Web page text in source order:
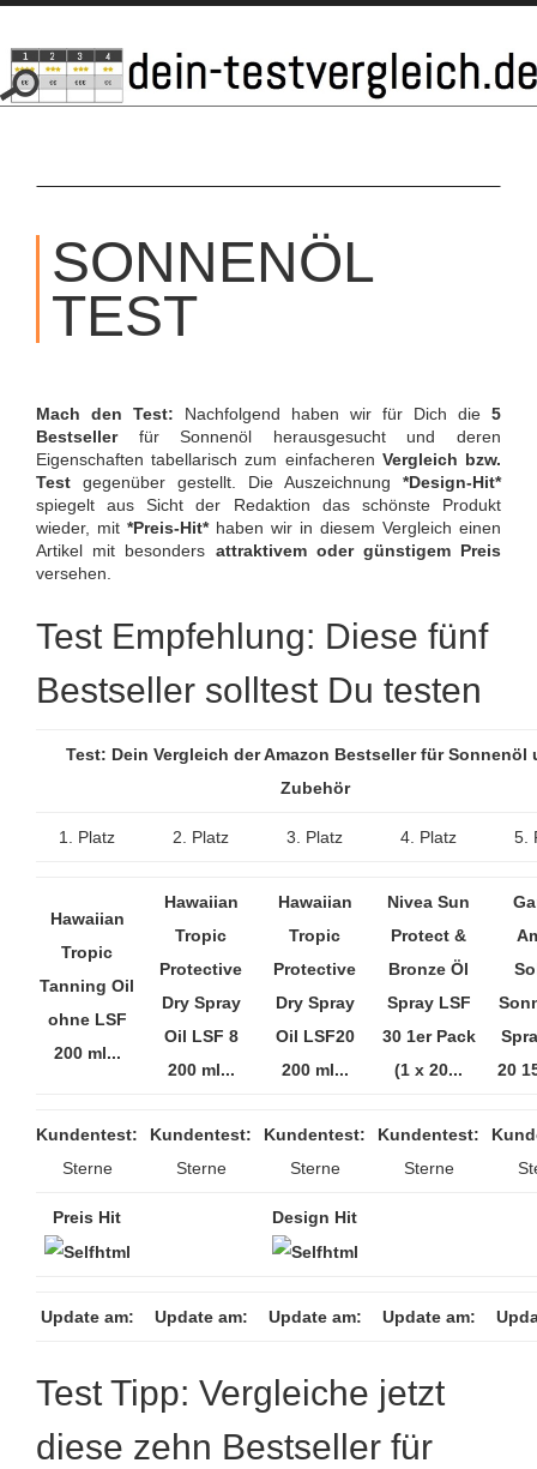
SKIP
CONTENT
SONNENÖL
TEST
Mach den Test: Nachfolgend haben wir für Dich die 5
Bestsellerfür Sonnenöl herausgesucht und deren
Eigenschaften tabellarisch zum einfacheren Vergleich bzw.
Test gegenüber gestellt. Die Auszeichnung *Design-Hit*
spiegelt aus Sicht der Redaktion das schönste Produkt
wieder, mit *Preis-Hit*haben wir in diesem Vergleich einen
Artikel mit besonders attraktivem oder günstigem Preis
versehen.
Test Empfehlung: Diese fünf
Bestseller solltest Du testen
Test: Dein Vergleich der Amazon Bestseller für Sonnenöl
Zubehör
1. Platz 2. Platz 3. Platz 4. Platz 5.
Hawaiian
Tropic
Tanning Oil
ohne LSF
200 ml...
Hawaiian
Tropic
Protective
Dry Spray
Oil LSF 8
200 ml...
Hawaiian
Tropic
Protective
Dry Spray
Oil LSF20
200 ml...
Nivea Sun
Protect &
Bronze Öl
Spray LSF
30 1er Pack
(1 x 20...
20
Kundentest:
Sterne
Kundentest:
Sterne
Kundentest:
Sterne
Kundentest:
Sterne
Preis Hit Design Hit
Update am: Update am: Update am: Update am:
Test Tipp: Vergleiche jetzt
diese zehn Bestseller für